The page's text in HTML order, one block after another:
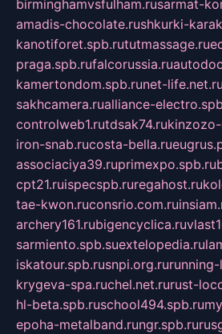
birminghamvsfulham.rusarmat-
amadis-chocolate.rushkurki-
kanotiforet.spb.rututmassage.ru
praga.spb.rufalcorussia.ru
kamertondom.spb.runet-life.net.ru
sakhcamera.rualliance-
controlweb1.rutdsak74.ru
iron-snab.rucosta-bella.ru
associaciya39.ruprimexpo.spb.ru
cpt21.ruispecspb.ruregahost.ru
tae-kwon.ruconsrio.com.ru
archery161.rubigencyclica.ru
sarmiento.spb.suextelopedia.ru
iskatour.spb.rusnpi.org.rurunning-
krygeva-spa.ruchel.net.rurust-
hl-beta.spb.ruschool494.spb.ru
epoha-metalband.rungr.spb.ru